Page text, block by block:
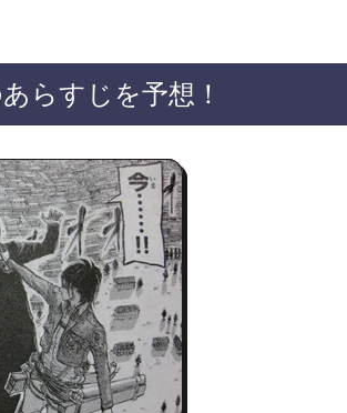
らすじを予想！